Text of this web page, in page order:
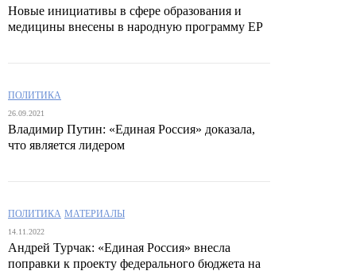
Новые инициативы в сфере образования и
медицины внесены в народную программу ЕР
ПОЛИТИКА
26.09.2021
Владимир Путин: «Единая Россия» доказала,
что является лидером
ПОЛИТИКА МАТЕРИАЛЫ
14.11.2022
Андрей Турчак: «Единая Россия» внесла
поправки к проекту федерального бюджета на